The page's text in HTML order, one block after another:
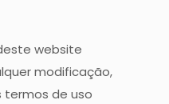
website
modificação,
de uso